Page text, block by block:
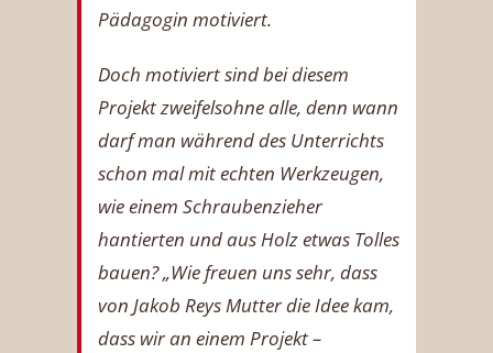
Pädagogin motiviert.
Doch motiviert sind bei diesem
Projekt zweifelsohne alle, denn wann
darf man während des Unterrichts
schon mal mit echten Werkzeugen,
wie einem Schraubenzieher
hantierten und aus Holz etwas Tolles
bauen? „Wie freuen uns sehr, dass
von Jakob Reys Mutter die Idee kam,
dass wir an einem Projekt –